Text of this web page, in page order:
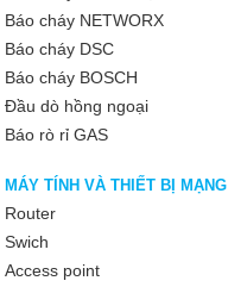
Báo cháy NETWORX
Báo cháy DSC
Báo cháy BOSCH
Đầu dò hồng ngoại
Báo rò rỉ GAS
MÁY TÍNH VÀ THIẾT BỊ MẠNG
Router
Swich
Access point